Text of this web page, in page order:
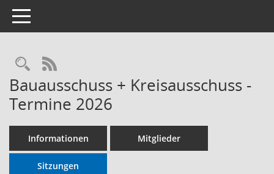
Toggle navigation
RSS-Feed
Bauausschuss + Kreisausschuss -
Termine 2026
Informationen Mitglieder
Sitzungen